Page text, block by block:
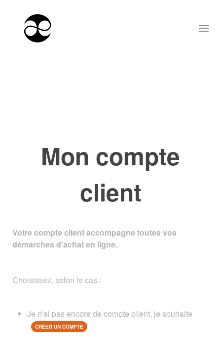
Mon compte
client
Votre compte client accompagne toutes vos
démarches d'achat en ligne.
Choisissez, selon le cas :
Je n'ai pas encore de compte client, je souhaite
CRÉER UN COMPTE